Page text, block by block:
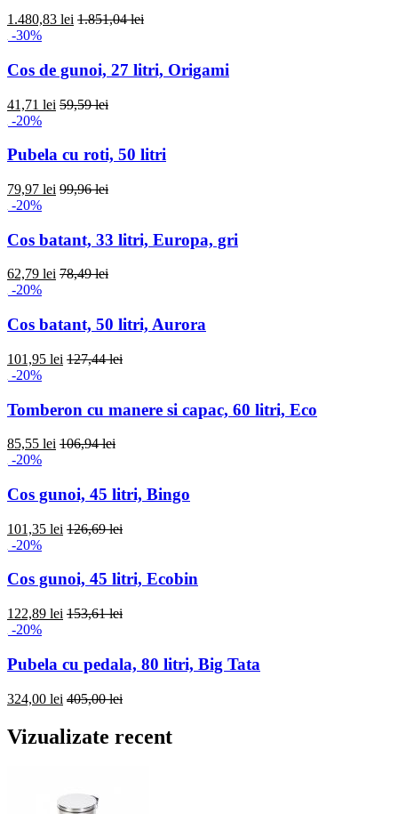
1.480,83 lei 1.851,04 lei
-30%
Cos de gunoi, 27 litri, Origami
41,71 lei 59,59 lei
-20%
Pubela cu roti, 50 litri
79,97 lei 99,96 lei
-20%
Cos batant, 33 litri, Europa, gri
62,79 lei 78,49 lei
-20%
Cos batant, 50 litri, Aurora
101,95 lei 127,44 lei
-20%
Tomberon cu manere si capac, 60 litri, Eco
85,55 lei 106,94 lei
-20%
Cos gunoi, 45 litri, Bingo
101,35 lei 126,69 lei
-20%
Cos gunoi, 45 litri, Ecobin
122,89 lei 153,61 lei
-20%
Pubela cu pedala, 80 litri, Big Tata
324,00 lei 405,00 lei
Vizualizate recent